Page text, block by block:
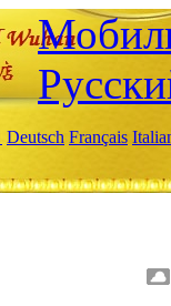
Deutsch Français